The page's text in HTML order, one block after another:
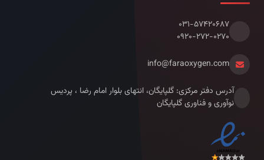
۰۳۱-۵۷۴۲۰۶۸۷
۰۹۲۰-۲۷۲-۰۲۷۰
info@faraoxygen.com
آدرس دفتر مرکزی: گلپایگان، انتهای بلوار امام رضا ، پردیس
نوآوری و فناوری گلپایگان